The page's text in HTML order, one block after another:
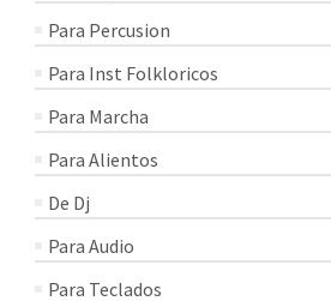
Para Percusion
Para Inst Folkloricos
Para Marcha
Para Alientos
De Dj
Para Audio
Para Teclados